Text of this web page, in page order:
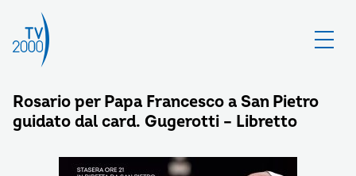
Rosario per Papa Francesco a San Pietro
guidato dal card. Gugerotti – Libretto